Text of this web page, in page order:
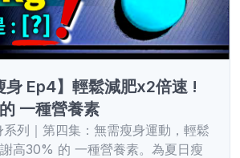
身 Ep4】輕鬆減肥x2倍速 !
一種營養素
系列｜第四集：無需瘦身運動，輕鬆
高30% 的 一種營養素。為夏日瘦